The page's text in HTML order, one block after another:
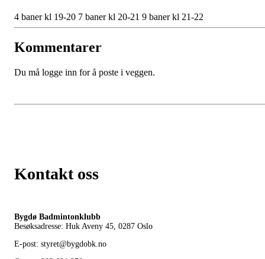
4 baner kl 19-20 7 baner kl 20-21 9 baner kl 21-22
Kommentarer
Du må logge inn for å poste i veggen.
Kontakt oss
Bygdø Badmintonklubb
Besøksadresse: Huk Aveny 45, 0287 Oslo
E-post: styret@bygdobk.no